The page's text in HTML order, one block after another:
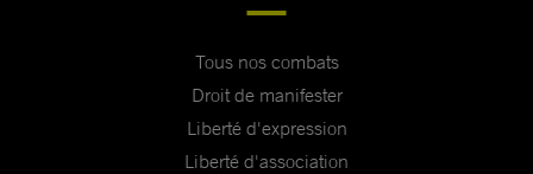
Tous nos combats
Droit de manifester
Liberté d'expression
Liberté d'association